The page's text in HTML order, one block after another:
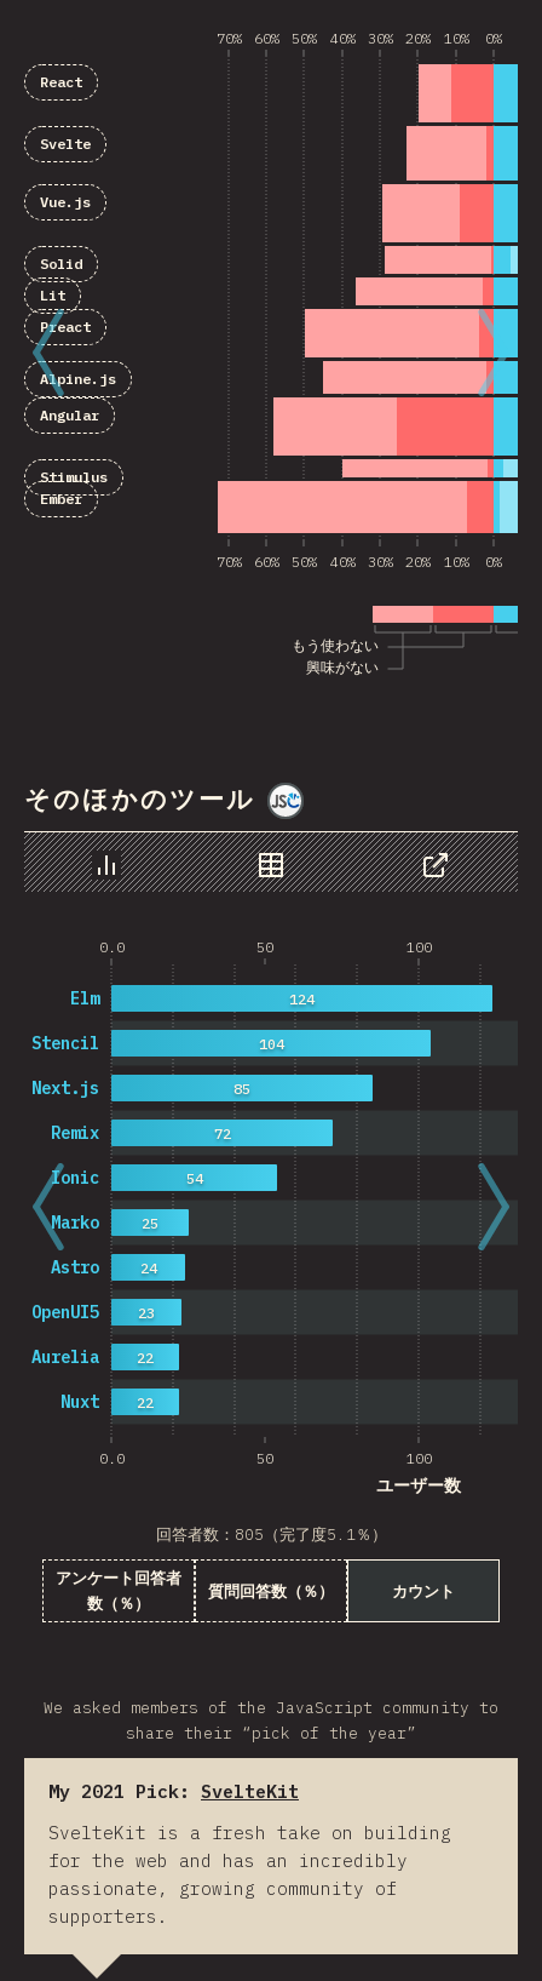
興味がない
もう使わない
70% 60% 50% 40% 30% 20% 10% 0%
70% 60% 50% 40% 30% 20% 10% 0%
React
Svelte
Vue.js
Solid
Lit
Preact
Alpine.js
Angular
Stimulus
Ember
そのほかのツール
チャート データ シェア
0.0 50 100
0.0 50 100
ユーザー数
Nuxt
Aurelia
OpenUI5
Astro
Marko
Ionic
Remix
Next.js
Stencil
Elm
22
22
23
24
25
54
72
85
104
124
回答者数：805（完了度5.1％）
アンケート回答者
数（％）
質問回答数（％） カウント
We asked members of the JavaScript community to
share their “pick of the year”
My 2021 Pick: SvelteKit
SvelteKit is a fresh take on building
for the web and has an incredibly
passionate, growing community of
supporters.